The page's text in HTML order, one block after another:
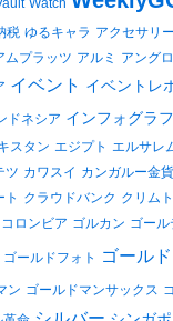
Watch
税 ゆるキャラ アクセサリー
ムプラッツ アルミ アング
イベント イベントレ
ドネシア インフォグラ
スタン エジプト エルサレ
ツ カワスイ カンガルー金貨
ト クラウドバンク クリムト
コロンビア ゴルカン ゴール
ゴールドフォト
ゴール
ン ゴールドマンサックス